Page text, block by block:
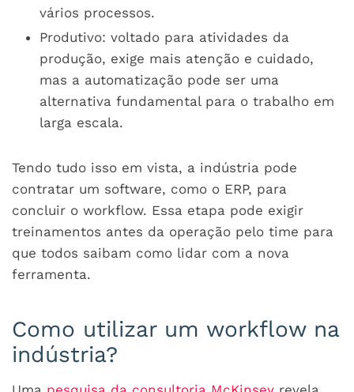
vários processos.
Produtivo: voltado para atividades da
produção, exige mais atenção e cuidado,
mas a automatização pode ser uma
alternativa fundamental para o trabalho em
larga escala.
Tendo tudo isso em vista, a indústria pode
contratar um software, como o ERP, para
concluir o workflow. Essa etapa pode exigir
treinamentos antes da operação pelo time para
que todos saibam como lidar com a nova
ferramenta.
Como utilizar um workflow na
indústria?